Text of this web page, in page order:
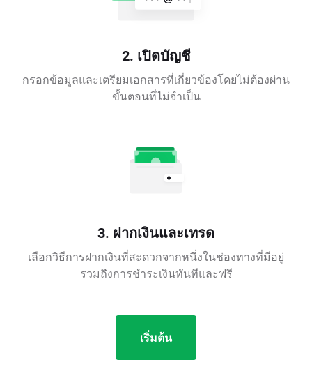
2. เปิดบัญชี
กรอกข้อมูลและเตรียมเอกสารที่เกี่ยวข้องโดยไม่ต้องผ่าน
ขั้นตอนที่ไม่จำเป็น
3. ฝากเงินและเทรด
เลือกวิธีการฝากเงินที่สะดวกจากหนึ่งในช่องทางที่มีอยู่
รวมถึงการชำระเงินทันทีและฟรี
เริ่มต้น